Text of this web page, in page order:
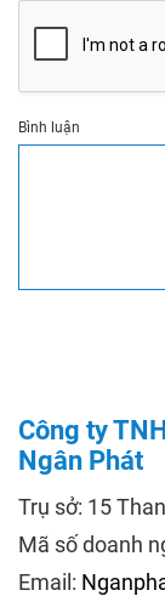
Bình luận
Công ty
Ngân Phát
Trụ sở: 15
Mã số doanh
Email: